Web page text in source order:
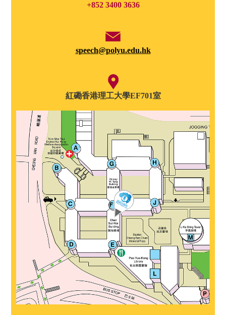
+852 3400 3636
speech@polyu.edu.hk
紅磡香港理工大學EF701室